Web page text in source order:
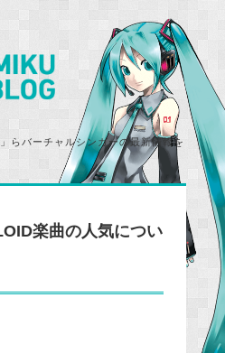
らバーチャルシンガーの最新情報を
楽曲の人気につい